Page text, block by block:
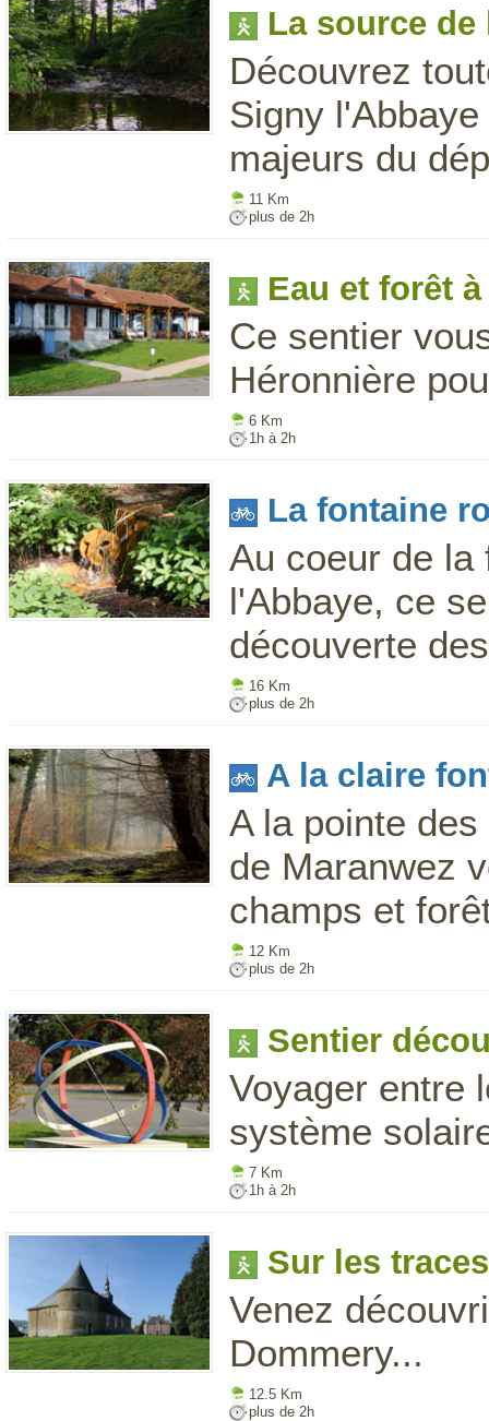
La source
Découvrez
Signy
majeurs du
11 Km
plus de 2h
Eau et forêt
Ce sentier
Héronnière
6 Km
1h à 2h
La fontaine
Au coeur de la
l'Abbaye, ce
découverte
16 Km
plus de 2h
A la claire
A la pointe
de Maranwez
champs et
12 Km
plus de 2h
Sentier
Voyager entre
système
7 Km
1h à 2h
Sur les
Venez
Dommery...
12.5 Km
plus de 2h